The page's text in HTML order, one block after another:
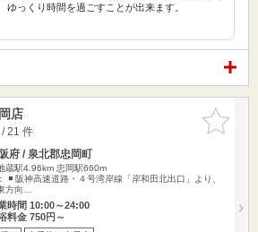
っくり時間を過ごすことが出来ます。
お気に入
りに追加
店
21 件
府 / 泉北郡忠岡町
蔵駅4.96km 忠岡駅660m
◾️ 阪神高速道路・４号湾岸線「岸和田北出口」より、
方向…
時間 10:00～24:00
料金 750円～